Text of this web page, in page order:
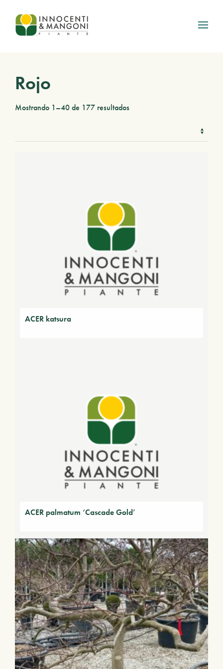
Skip to main content
Rojo
Mostrando 1–40 de 177 resultados
ACER katsura
ACER palmatum ‘Cascade Gold’